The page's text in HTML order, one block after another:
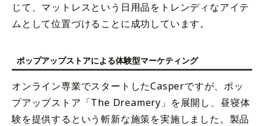
じて、マットレスという日用品をトレンディなアイテ
ムとして位置づけることに成功しています。
ポップアップストアによる体験型マーケティング
オンライン専業でスタートしたCasperですが、ポッ
プアップストア「The Dreamery」を展開し、昼寝体
験を提供するという斬新な施策を実施しました。製品